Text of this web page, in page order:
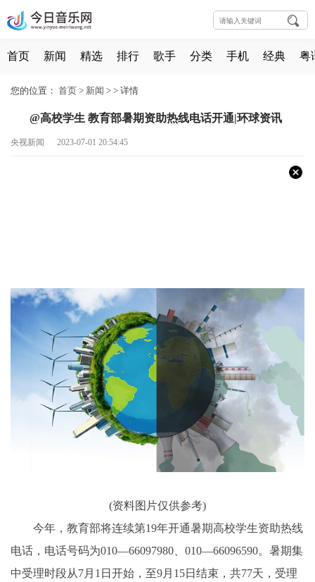
首页 新闻 精选 排行 歌手 分类 手机 经典 粤
您的位置： 首页 > 新闻 > > 详情
@高校学生 教育部暑期资助热线电话开通|环球资讯
央视新闻 2023-07-01 20:54:45
(资料图片仅供参考)
今年，教育部将连续第19年开通暑期高校学生资助热线
电话，电话号码为010—66097980、010—66096590。暑期集
中受理时段从7月1日开始，至9月15日结束，共77天，受理